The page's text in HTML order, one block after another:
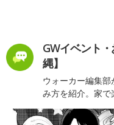
GWイベント
縄】
ウォーカー編集
み方を紹介。家で